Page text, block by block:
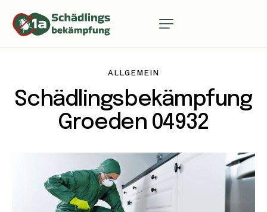
ALLGEMEIN
Schädlingsbekämpfung
Groeden 04932